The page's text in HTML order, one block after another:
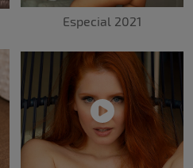
Especial 2021